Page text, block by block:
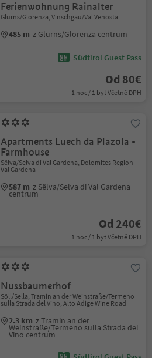
Ferienwohnung Rainalter
Glurns/Glorenza, Vinschgau/Val Venosta
485 m z Glurns/Glorenza centrum
Südtirol Guest Pass
Od 80€
1 noc / 1 byt Včetně DPH
Apartments Luech da Plazola -
Farmhouse
Sëlva/Selva di Val Gardena, Dolomites Region
Val Gardena
587 m z Sëlva/Selva di Val Gardena
centrum
Od 240€
1 noc / 1 byt Včetně DPH
Nussbaumerhof
Söll/Sella, Tramin an der Weinstraße/Termeno
sulla Strada del Vino, Alto Adige Wine Road
2.3 km z Tramin an der
Weinstraße/Termeno sulla Strada del
Vino centrum